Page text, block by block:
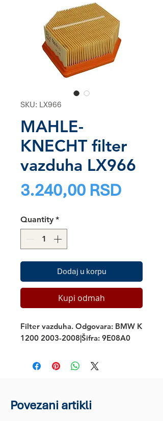
SKU: LX966
MAHLE-
KNECHT filter
vazduha LX966
3.240,00 RSDPrice
Quantity *
Dodaj u korpu
Kupi odmah
Filter vazduha. Odgovara: BMW K
1200 2003-2008|Šifra: 9E08A0
Povezani artikli